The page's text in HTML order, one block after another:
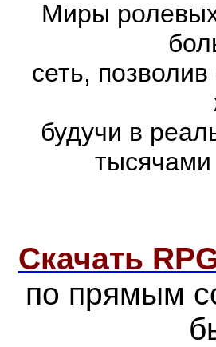
Миры
сеть,
будучи в
тысячами
Скачать
по прямым